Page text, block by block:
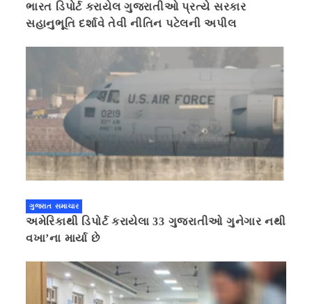
ભારત ડિપોર્ટ કરાયેલ ગુજરાતીઓ પ્રત્યે સરકાર
સહાનુભૂતિ દર્શાવે તેવી નીતિન પટેલની અપીલ
ગુજરાત સમાચાર
અમેરિકાથી ડિપોર્ટ કરાયેલા 33 ગુજરાતીઓ ગુનેગાર નથી
વખા’ના માર્યા છે